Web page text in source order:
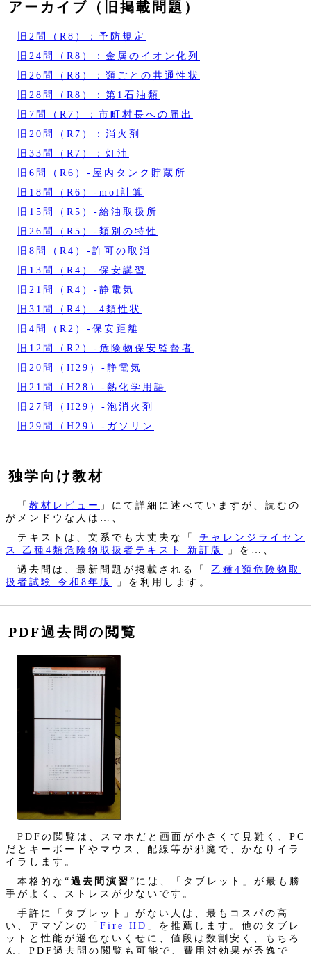
アーカイブ（旧掲載問題）
旧2問（R8）：予防規定
旧24問（R8）：金属のイオン化列
旧26問（R8）：類ごとの共通性状
旧28問（R8）：第1石油類
旧7問（R7）：市町村長への届出
旧20問（R7）：消火剤
旧33問（R7）：灯油
旧6問（R6）‐屋内タンク貯蔵所
旧18問（R6）‐mol計算
旧15問（R5）‐給油取扱所
旧26問（R5）‐類別の特性
旧8問（R4）‐許可の取消
旧13問（R4）‐保安講習
旧21問（R4）‐静電気
旧31問（R4）‐4類性状
旧4問（R2）‐保安距離
旧12問（R2）‐危険物保安監督者
旧20問（H29）‐静電気
旧21問（H28）‐熱化学用語
旧27問（H29）‐泡消火剤
旧29問（H29）‐ガソリン
独学向け教材
「 教材レビュー 」にて詳細に述べていますが、読むの
がメンドウな人は…、
テキストは、文系でも大丈夫な「
チャレンジライセン
ス 乙種4類危険物取扱者テキスト 新訂版
」を…、
過去問は、最新問題が掲載される「
乙種4類危険物取
扱者試験 令和8年版
」を利用します。
PDF過去問の閲覧
PDFの閲覧は、スマホだと画面が小さくて見難く、PC
だとキーボードやマウス、配線等が邪魔で、かなりイラ
イラします。
本格的な“過去問演習”には、「タブレット」が最も勝
手がよく、ストレスが少ないです。
手許に「タブレット」がない人は、最もコスパの高
い、アマゾンの「 Fire HD 」を推薦します。他のタブレ
ットと性能が遜色ないくせに、値段は数割安く、もちろ
ん、PDF過去問の閲覧も可能で、費用対効果が秀逸で